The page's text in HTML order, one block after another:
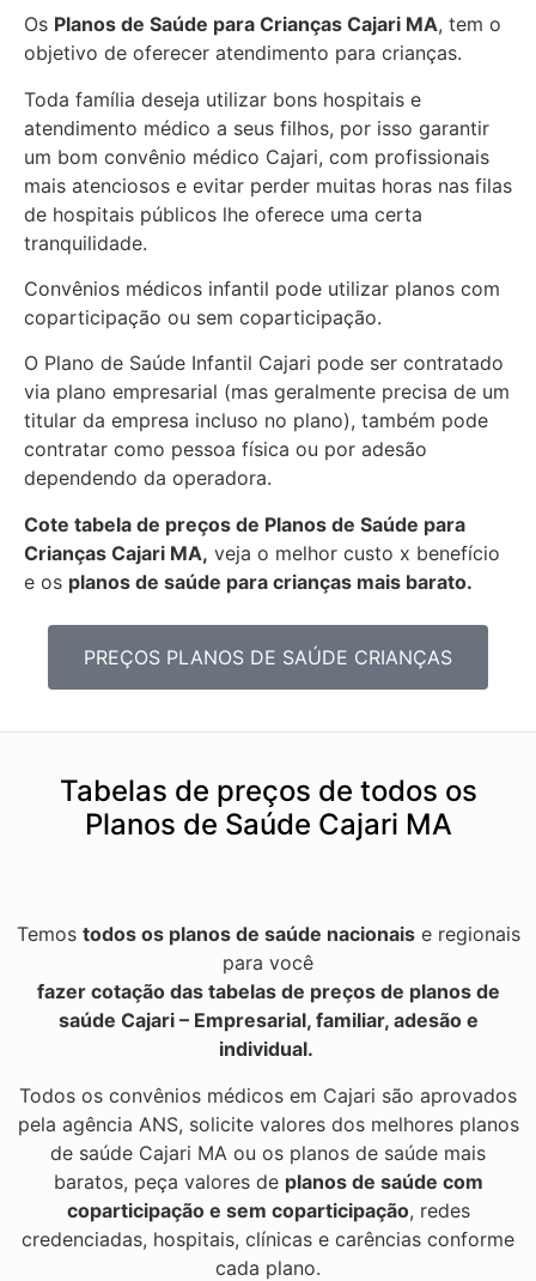
Os Planos de Saúde para Crianças Cajari MA, tem o
objetivo de oferecer atendimento para crianças.
Toda família deseja utilizar bons hospitais e
atendimento médico a seus filhos, por isso garantir
um bom convênio médico Cajari, com profissionais
mais atenciosos e evitar perder muitas horas nas filas
de hospitais públicos lhe oferece uma certa
tranquilidade.
Convênios médicos infantil pode utilizar planos com
coparticipação ou sem coparticipação.
O Plano de Saúde Infantil Cajari pode ser contratado
via plano empresarial (mas geralmente precisa de um
titular da empresa incluso no plano), também pode
contratar como pessoa física ou por adesão
dependendo da operadora.
Cote tabela de preços de Planos de Saúde para
Crianças Cajari MA, veja o melhor custo x benefício
e os planos de saúde para crianças mais barato.
PREÇOS PLANOS DE SAÚDE CRIANÇAS
Tabelas de preços de todos os
Planos de Saúde Cajari MA
Temos todos os planos de saúde nacionaise regionais
para você
fazer cotação das tabelas de preços de planos de
saúde Cajari – Empresarial, familiar, adesão e
individual.
Todos os convênios médicos em Cajari são aprovados
pela agência ANS, solicite valores dos melhores planos
de saúde Cajari MA ou os planos de saúde mais
baratos, peça valores de planos de saúde com
coparticipação e sem coparticipação, redes
credenciadas, hospitais, clínicas e carências conforme
cada plano.